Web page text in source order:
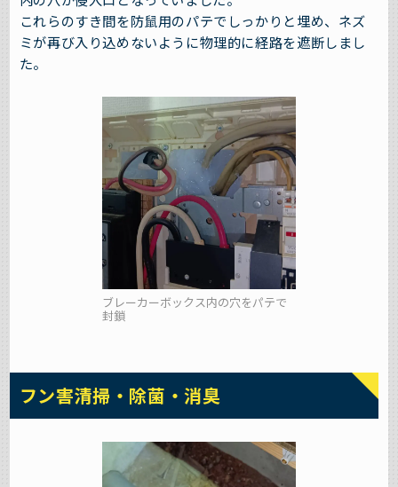
これらのすき間を防鼠用のパテでしっかりと埋め、ネズ
ミが再び入り込めないように物理的に経路を遮断しまし
た。
ブレーカーボックス内の穴をパテで
封鎖
フン害清掃・除菌・消臭